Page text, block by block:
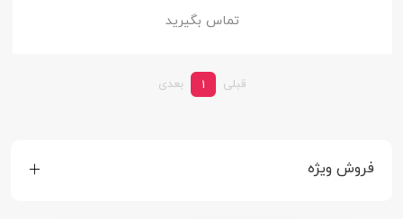
تماس بگیرید
قبلی 1 بعدی
فروش ویژه